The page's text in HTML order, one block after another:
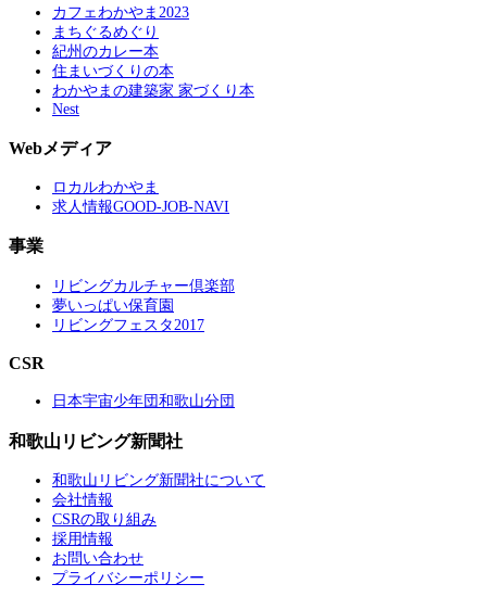
カフェわかやま2023
まちぐるめぐり
紀州のカレー本
住まいづくりの本
わかやまの建築家 家づくり本
Nest
Webメディア
ロカルわかやま
求人情報GOOD-JOB-NAVI
事業
リビングカルチャー倶楽部
夢いっぱい保育園
リビングフェスタ2017
CSR
日本宇宙少年団和歌山分団
和歌山リビング新聞社
和歌山リビング新聞社について
会社情報
CSRの取り組み
採用情報
お問い合わせ
プライバシーポリシー